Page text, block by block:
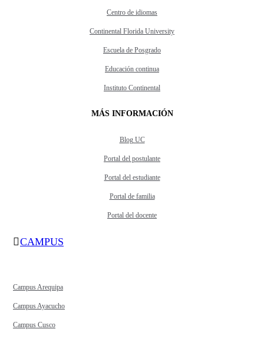
Centro de idiomas
Continental Florida University
Escuela de Posgrado
Educación continua
Instituto Continental
MÁS INFORMACIÓN
Blog UC
Portal del postulante
Portal del estudiante
Portal de familia
Portal del docente
CAMPUS
Campus Arequipa
Campus Ayacucho
Campus Cusco